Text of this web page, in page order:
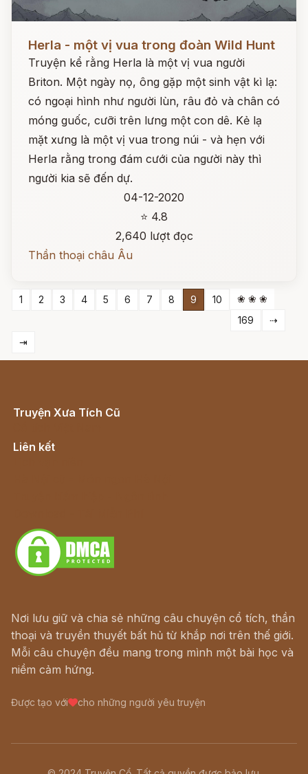
Herla - một vị vua trong đoàn Wild Hunt
Truyện kể rằng Herla là một vị vua người
Briton. Một ngày nọ, ông gặp một sinh vật kì lạ:
có ngoại hình như người lùn, râu đỏ và chân có
móng guốc, cưỡi trên lưng một con dê. Kẻ lạ
mặt xưng là một vị vua trong núi - và hẹn với
Herla rằng trong đám cưới của người này thì
người kia sẽ đến dự.
04-12-2020
⭐ 4.8
2,640 lượt đọc
Thần thoại châu Âu
1 2 3 4 5 6 7 8 9 10
❀ ❀ ❀
169
⇢
⇥
Truyện Xưa Tích Cũ
Liên kết
Nơi lưu giữ và chia sẻ những câu chuyện cổ tích, thần
thoại và truyền thuyết bất hủ từ khắp nơi trên thế giới.
Mỗi câu chuyện đều mang trong mình một bài học và
niềm cảm hứng.
Được tạo với cho những người yêu truyện